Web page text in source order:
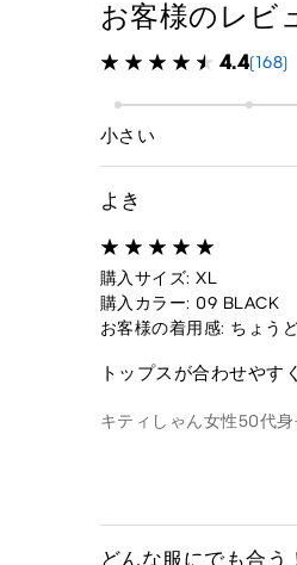
お客様のレビ
4.4(168)
小さい
よき
購入サイズ: XL
購入カラー: 09 BLACK
お客様の着用感: ちょう
トップスが合わせやす
キティしゃん女性50代
どんな服にでも合う